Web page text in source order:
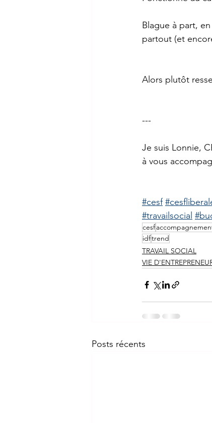
Blague à part,
partout (et
Alors plutôt
---
Je suis Lonnie,
à vous
#cesf
#travailsocial
cesf
idftrend
TRAVAIL SOCIAL
VIE
Posts récents